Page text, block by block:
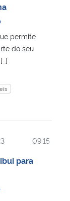
permite
do seu
09:15
para